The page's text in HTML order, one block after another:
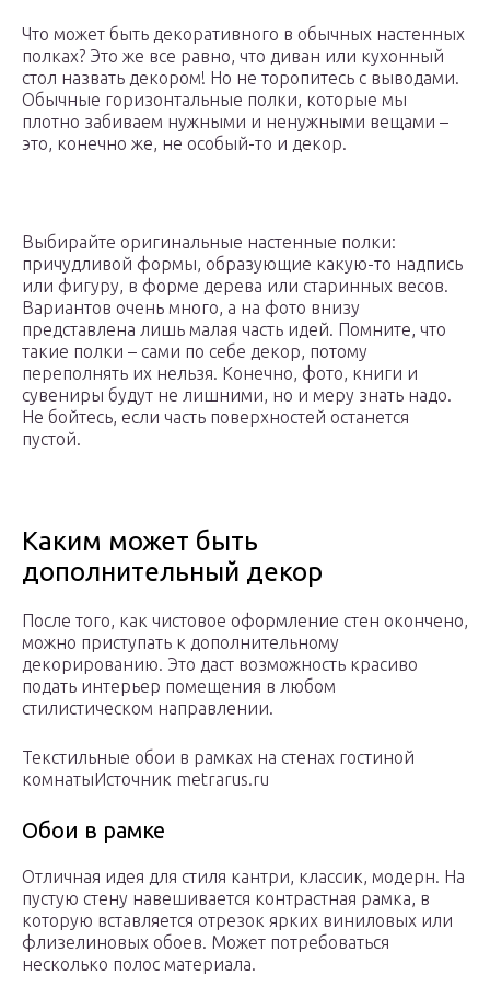
Что может быть декоративного в обычных настенных
полках? Это же все равно, что диван или кухонный
стол назвать декором! Но не торопитесь с выводами.
Обычные горизонтальные полки, которые мы
плотно забиваем нужными и ненужными вещами –
это, конечно же, не особый-то и декор.
Выбирайте оригинальные настенные полки:
причудливой формы, образующие какую-то надпись
или фигуру, в форме дерева или старинных весов.
Вариантов очень много, а на фото внизу
представлена лишь малая часть идей. Помните, что
такие полки – сами по себе декор, потому
переполнять их нельзя. Конечно, фото, книги и
сувениры будут не лишними, но и меру знать надо.
Не бойтесь, если часть поверхностей останется
пустой.
Каким может быть
дополнительный декор
После того, как чистовое оформление стен окончено,
можно приступать к дополнительному
декорированию. Это даст возможность красиво
подать интерьер помещения в любом
стилистическом направлении.
Текстильные обои в рамках на стенах гостиной
комнатыИсточник metrarus.ru
Обои в рамке
Отличная идея для стиля кантри, классик, модерн. На
пустую стену навешивается контрастная рамка, в
которую вставляется отрезок ярких виниловых или
флизелиновых обоев. Может потребоваться
несколько полос материала.